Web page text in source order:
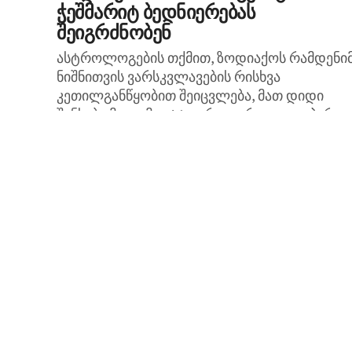
ჭეშმარიტ ბედნიერებას
შეიგრძნობენ
ასტროლოგების თქმით, ზოდიაქოს
ნიშნითვის ვარსკვლავების რისხვა
კეთილგანწყობით შეიცვლება, მათ დიდი
შანსები მიეცემათ! 1. კურო გარკვეული